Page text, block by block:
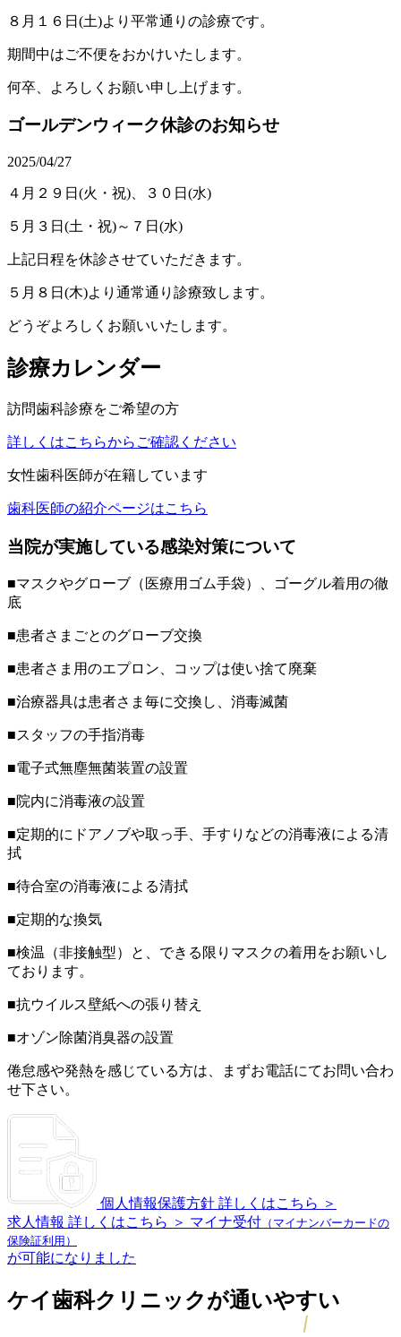
８月１６日(土)より平常通りの診療です。
期間中はご不便をおかけいたします。
何卒、よろしくお願い申し上げます。
ゴールデンウィーク休診のお知らせ
2025/04/27
４月２９日(火・祝)、３０日(水)
５月３日(土・祝)～７日(水)
上記日程を休診させていただきます。
５月８日(木)より通常通り診療致します。
どうぞよろしくお願いいたします。
診療カレンダー
訪問歯科診療をご希望の方
詳しくはこちらからご確認ください
女性歯科医師が在籍しています
歯科医師の紹介ページはこちら
当院が実施している感染対策について
■マスクやグローブ（医療用ゴム手袋）、ゴーグル着用の徹
底
■患者さまごとのグローブ交換
■患者さま用のエプロン、コップは使い捨て廃棄
■治療器具は患者さま毎に交換し、消毒滅菌
■スタッフの手指消毒
■電子式無塵無菌装置の設置
■院内に消毒液の設置
■定期的にドアノブや取っ手、手すりなどの消毒液による清
拭
■待合室の消毒液による清拭
■定期的な換気
■検温（非接触型）と、できる限りマスクの着用をお願いし
ております。
■抗ウイルス壁紙への張り替え
■オゾン除菌消臭器の設置
倦怠感や発熱を感じている方は、まずお電話にてお問い合わ
せ下さい。
個人情報保護方針 詳しくはこちら ＞
求人情報 詳しくはこちら ＞ マイナ受付 （マイナンバーカードの
保険証利用）
が可能になりました
ケイ歯科クリニックが通いやすい